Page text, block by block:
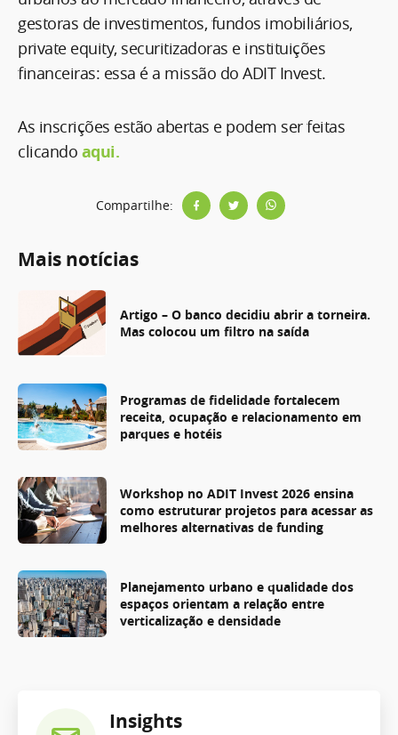
gestoras de investimentos, fundos imobiliários,
private equity, securitizadoras e instituições
financeiras: essa é a missão do ADIT Invest.
As inscrições estão abertas e podem ser feitas
clicando aqui.
Compartilhe:
Mais notícias
Artigo – O banco decidiu abrir a torneira.
Mas colocou um filtro na saída
Programas de fidelidade fortalecem
receita, ocupação e relacionamento em
parques e hotéis
Workshop no ADIT Invest 2026 ensina
como estruturar projetos para acessar as
melhores alternativas de funding
Planejamento urbano e qualidade dos
espaços orientam a relação entre
verticalização e densidade
Insights